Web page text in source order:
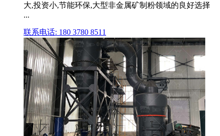
大,投资小,节能环保,大型非金属矿制粉领域的良好选择
...
联系电话: 180 3780 8511